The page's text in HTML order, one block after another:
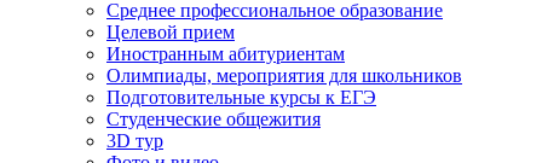
Среднее профессиональное образование
Целевой прием
Иностранным абитуриентам
Олимпиады, мероприятия для школьников
Подготовительные курсы к ЕГЭ
Студенческие общежития
3D тур